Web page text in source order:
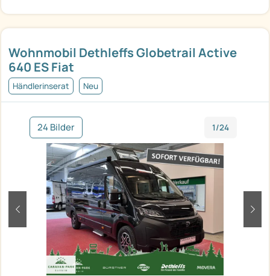
Wohnmobil Dethleffs Globetrail Active
640 ES Fiat
Händlerinserat Neu
24 Bilder 1/24
zurück